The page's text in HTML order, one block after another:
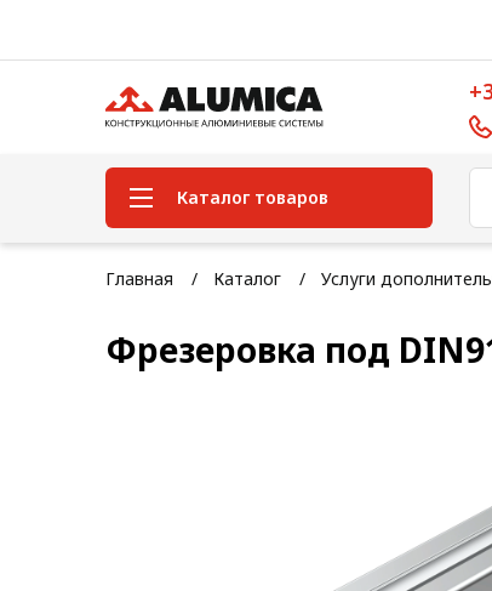
Каталог товаров
Система конструкционного
Конструкционная трубная
система
Главная Каталог Услуги
Фрезеровка под